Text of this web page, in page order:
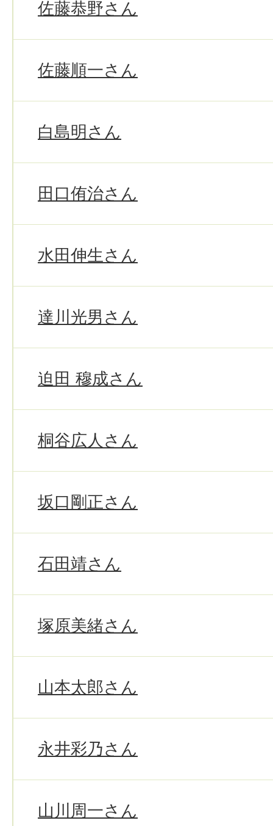
佐藤恭野さん
佐藤順一さん
白島明さん
田口侑治さん
水田伸生さん
達川光男さん
迫田 穆成さん
桐谷広人さん
坂口剛正さん
石田靖さん
塚原美緒さん
山本太郎さん
永井彩乃さん
山川周一さん